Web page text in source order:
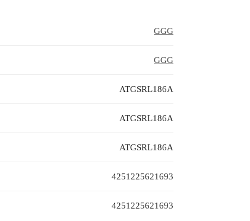
GGG
GGG
ATGSRL186A
ATGSRL186A
ATGSRL186A
4251225621693
4251225621693